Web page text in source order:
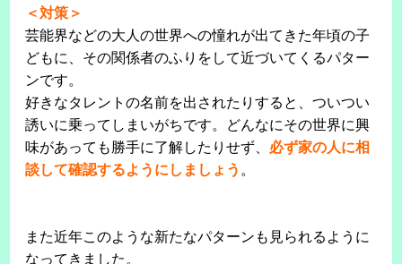
＜対策＞
芸能界などの大人の世界への憧れが出てきた年頃の子
どもに、その関係者のふりをして近づいてくるパター
ンです。
好きなタレントの名前を出されたりすると、ついつい
誘いに乗ってしまいがちです。どんなにその世界に興
味があっても勝手に了解したりせず、 必ず家の人に相
談して確認するようにしましょう 。
また近年このような新たなパターンも見られるように
なってきました。